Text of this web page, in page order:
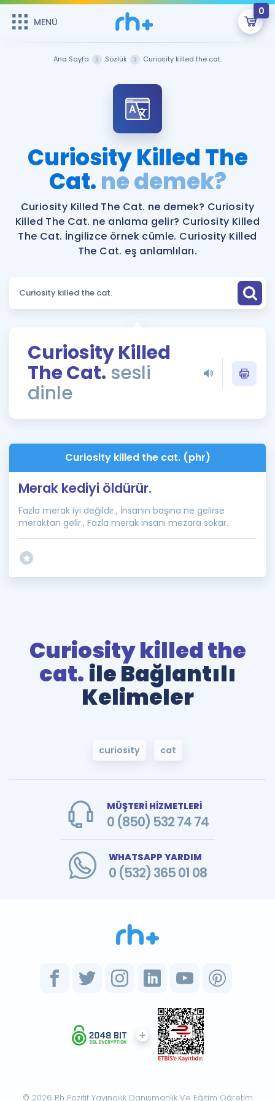
MENÜ
0
Şifremi Hatırlamıyorum
Sepetin Şu An Boş.
Remzi Hoca ile seni sınava hazırlayacak onlarca eğitim seni
bekliyor!
MENÜ
Katılımcı Görüşleri
Faydalı Araçlar
Ücretsiz Kaynaklar
ÖSYM Sınav Takvimi
Kampanyalar
Blog
Blog
İngilizce Gramer
Kariyer
Ana Sayfa Sözlük Curiosity killed the cat.
Curiosity Killed The
Cat.ne demek?
Curiosity Killed The Cat. ne demek? Curiosity
Killed The Cat. ne anlama gelir? Curiosity Killed
The Cat. İngilizce örnek cümle. Curiosity Killed
The Cat. eş anlamlıları.
Curiosity Killed
The Cat. sesli
dinle
Curiosity killed the cat. (phr)
Merak kediyi öldürür.
Fazla merak iyi değildir., İnsanın başına ne gelirse
meraktan gelir., Fazla merak insanı mezara sokar.
Curiosity killed the
cat. ile Bağlantılı
Kelimeler
curiosity cat
MÜŞTERİ HİZMETLERİ
0 (850) 532 74 74
WHATSAPP YARDIM
0 (532) 365 01 08
© 2026 Rh Pozitif Yayıncılık Danışmanlık Ve Eğitim Öğretim